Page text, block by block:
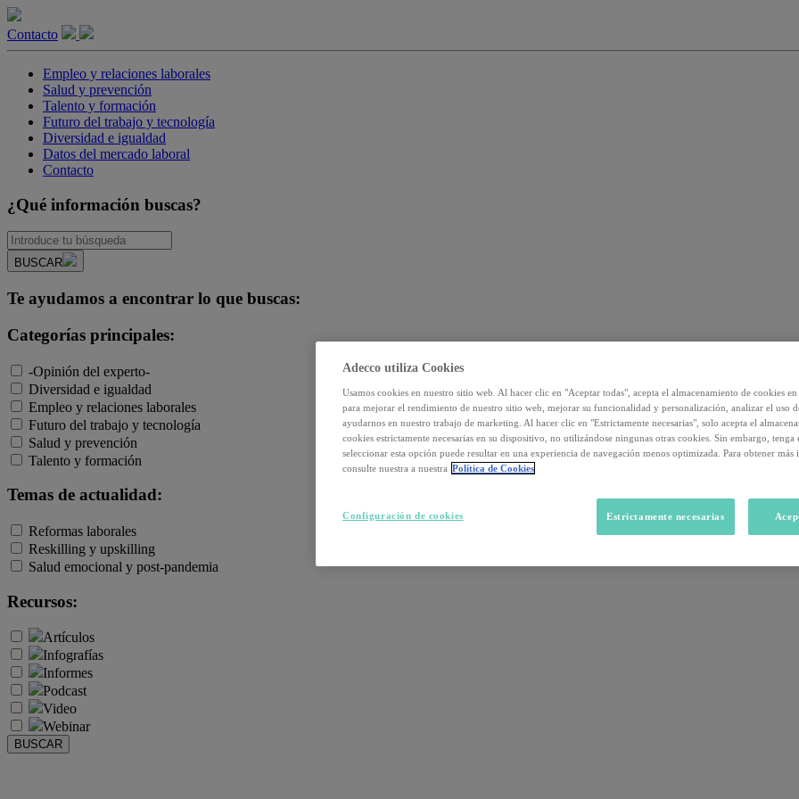
Contacto
Empleo y relaciones laborales
Salud y prevención
Talento y formación
Futuro del trabajo y tecnología
Diversidad e igualdad
Datos del mercado laboral
Contacto
¿Qué información buscas?
BUSCAR
Te ayudamos a encontrar lo que buscas:
Categorías principales:
-Opinión del experto-
Diversidad e igualdad
Empleo y relaciones laborales
Futuro del trabajo y tecnología
Salud y prevención
Talento y formación
Temas de actualidad:
Reformas laborales
Reskilling y upskilling
Salud emocional y post-pandemia
Recursos:
Artículos
Infografías
Informes
Podcast
Video
Webinar
BUSCAR
Adecco utiliza Cookies
Usamos cookies en nuestro sitio web. Al hacer clic en "Aceptar todas", acepta el almacenamiento de cookies
para mejorar el rendimiento de nuestro sitio web, mejorar su funcionalidad y personalización, analizar el uso
ayudarnos en nuestro trabajo de marketing. Al hacer clic en "Estrictamente necesarias", solo acepta el
cookies estrictamente necesarias en su dispositivo, no utilizándose ningunas otras cookies. Sin embargo, tenga
seleccionar esta opción puede resultar en una experiencia de navegación menos optimizada. Para obtener más
consulte nuestra a nuestra Política de Cookies
Estrictamente necesarias
Configuración de cookies